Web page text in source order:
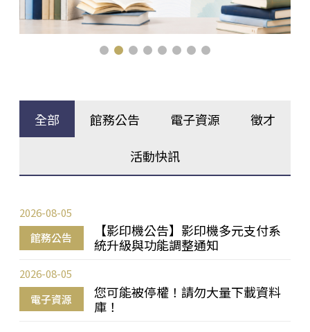
全部 館務公告 電子資源 徵才
活動快訊
館務公告
【影印機公告】影印機多元支付系
統升級與功能調整通知
2026-08-05
電子資源
您可能被停權！請勿大量下載資料
庫！
2026-08-05